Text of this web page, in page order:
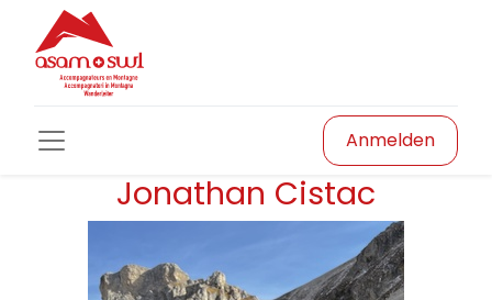
Anmelden
Jonathan Cistac